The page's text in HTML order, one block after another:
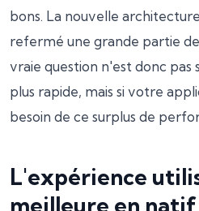
bons. La nouvelle
refermé une grande partie
vraie question n'est donc pas
plus rapide, mais si votre
besoin de ce surplus de
L'expérience
meilleure en natif